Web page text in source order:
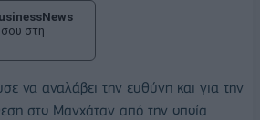
στη
να αναλάβει την ευθύνη και για την
στο Μανχάταν από την οποία